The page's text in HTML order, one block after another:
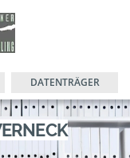
DATENTRÄGER